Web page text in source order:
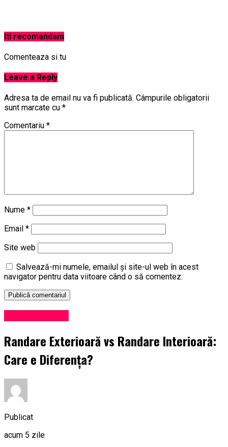
Iti recomandam
Comenteaza si tu
Leave a Reply
Adresa ta de email nu va fi publicată. Câmpurile obligatorii
sunt marcate cu *
Comentariu *
Nume *
Email *
Site web
Salvează-mi numele, emailul și site-ul web în acest
navigator pentru data viitoare când o să comentez.
Randare Exterioară vs Randare Interioară:
Care e Diferența?
Publicat
acum 5 zile